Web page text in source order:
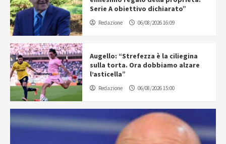
Serie A obiettivo dichiarato”
Redazione 06/08/2026 16:09
Augello: “Strefezza è la ciliegina
sulla torta. Ora dobbiamo alzare
l’asticella”
Redazione 06/08/2026 15:00